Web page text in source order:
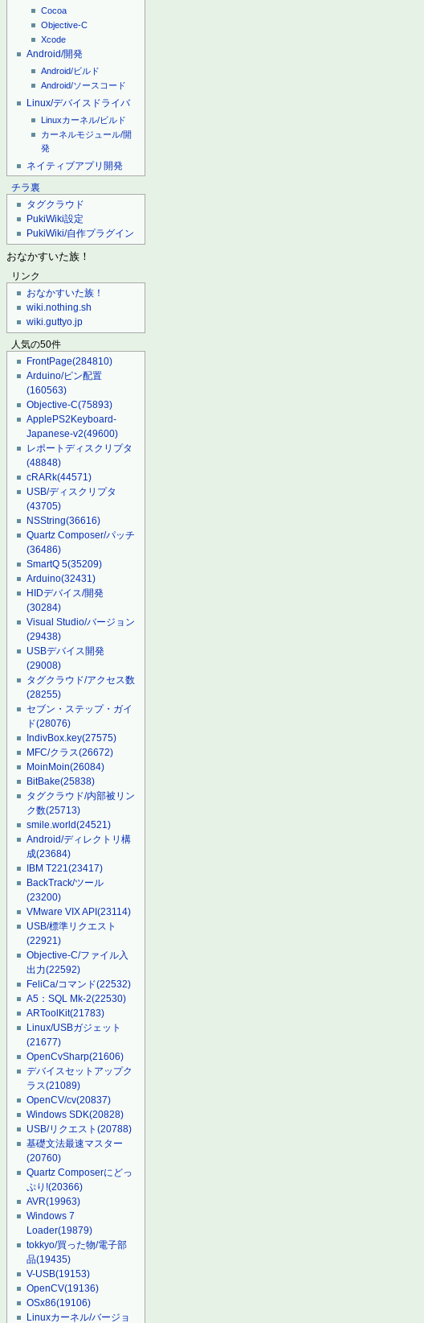
Cocoa
Objective-C
Xcode
Android/開発
Android/ビルド
Android/ソースコード
Linux/デバイスドライバ
Linuxカーネル/ビルド
カーネルモジュール/開
発
ネイティブアプリ開発
チラ裏
タグクラウド
PukiWiki設定
PukiWiki/自作プラグイン
おなかすいた族！
リンク
おなかすいた族！
wiki.nothing.sh
wiki.guttyo.jp
人気の50件
FrontPage(284810)
Arduino/ピン配置
(160563)
Objective-C(75893)
ApplePS2Keyboard-
Japanese-v2(49600)
レポートディスクリプタ
(48848)
cRARk(44571)
USB/ディスクリプタ
(43705)
NSString(36616)
Quartz Composer/パッチ
(36486)
SmartQ 5(35209)
Arduino(32431)
HIDデバイス/開発
(30284)
Visual Studio/バージョン
(29438)
USBデバイス開発
(29008)
タグクラウド/アクセス数
(28255)
セブン・ステップ・ガイ
ド(28076)
IndivBox.key(27575)
MFC/クラス(26672)
MoinMoin(26084)
BitBake(25838)
タグクラウド/内部被リン
ク数(25713)
smile.world(24521)
Android/ディレクトリ構
成(23684)
IBM T221(23417)
BackTrack/ツール
(23200)
VMware VIX API(23114)
USB/標準リクエスト
(22921)
Objective-C/ファイル入
出力(22592)
FeliCa/コマンド(22532)
A5：SQL Mk-2(22530)
ARToolKit(21783)
Linux/USBガジェット
(21677)
OpenCvSharp(21606)
デバイスセットアップク
ラス(21089)
OpenCV/cv(20837)
Windows SDK(20828)
USB/リクエスト(20788)
基礎文法最速マスター
(20760)
Quartz Composerにどっ
ぷり!(20366)
AVR(19963)
Windows 7
Loader(19879)
tokkyo/買った物/電子部
品(19435)
V-USB(19153)
OpenCV(19136)
OSx86(19106)
Linuxカーネル/バージョ